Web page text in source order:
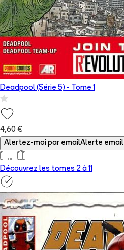
Deadpool (Série 5) - Tome 1
4,60 €
Alertez-moi par emailAlerte email
Découvrez les tomes 2 à 11